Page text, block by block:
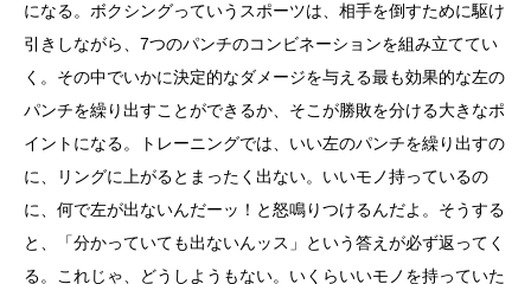
になる。ボクシングっていうスポーツは、相手を倒すために駆け
引きしながら、7つのパンチのコンビネーションを組み立ててい
く。その中でいかに決定的なダメージを与える最も効果的な左の
パンチを繰り出すことができるか、そこが勝敗を分ける大きなポ
イントになる。トレーニングでは、いい左のパンチを繰り出すの
に、リングに上がるとまったく出ない。いいモノ持っているの
に、何で左が出ないんだーッ！と怒鳴りつけるんだよ。そうする
と、「分かっていても出ないんッス」という答えが必ず返ってく
る。これじゃ、どうしようもない。いくらいいモノを持っていた